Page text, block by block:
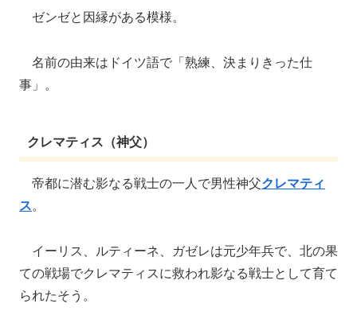
ゼンゼと因縁がある模様。
名前の由来はドイツ語で「熟練、決まりきった仕
事」。
クレマティス（神父）
帝都に潜む影なる戦士の一人で男性神父クレマティ
ス。
イーリス、ルティーネ、ガゼレは元少年兵で、北の果
ての戦場でクレマティスに救われ影なる戦士として育て
られたそう。